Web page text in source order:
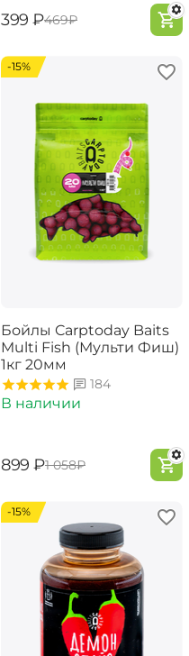
‍399‍ ₽‍469‍₽
-15%
Бойлы Carptoday Baits
Multi Fish (Мульти Фиш)
1кг 20мм
184
В наличии
‍899‍ ₽‍1 058‍₽
-15%